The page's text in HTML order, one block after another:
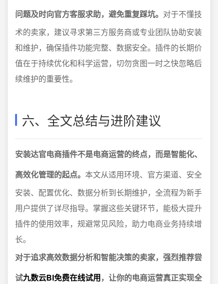
问题及时向官方客服求助，避免重复踩坑。 对于不懂技
术的卖家，建议寻求第三方服务商或专业团队协助安装
和维护，确保插件功能完整、数据安全。插件的长期价
值在于持续优化和科学运营，切勿贪图一时之快忽略后
续维护的重要性。
六、全文总结与进阶建议
安装达官电商插件不是电商运营的终点，而是智能化、
高效化管理的起点。 本文从适用环境、官方渠道、安全
安装、配置优化、数据分析到长期维护，全流程为新手
用户提供了详尽指导。掌握这些关键环节，能极大提升
插件的使用效率，规避常见风险，助力电商业务持续增
长。
对于追求高效数据分析和智能决策的卖家，强烈推荐尝
试九数云BI免费在线试用，让你的电商运营真正实现全